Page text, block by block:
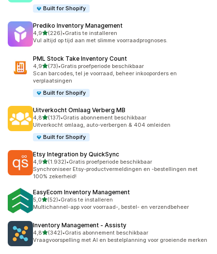
Built for Shopify
Prediko Inventory Management
4,9van 5 sterren
(226)
226 recensies in totaal
•Gratis te installeren
Vul altijd op tijd aan met slimme voorraadprognoses.
PML Stock Take Inventory Count
4,9van 5 sterren
(73)
73 recensies in totaal
•Gratis proefperiode beschikbaar
Scan barcodes, tel je voorraad, beheer inkooporders en
verplaatsingen
Built for Shopify
Uitverkocht Omlaag Verberg MB
4,8van 5 sterren
(137)
137 recensies in totaal
•Gratis abonnement beschikbaar
Uitverkocht omlaag, auto-verbergen & 404 omleiden
Built for Shopify
Etsy Integration by QuickSync
4,9van 5 sterren
(1.932)
1932 recensies in totaal
•Gratis proefperiode beschikbaar
Synchroniseer Etsy-productvermeldingen en -bestellingen met
100% zekerheid!
EasyEcom Inventory Management
5,0van 5 sterren
(52)
52 recensies in totaal
•Gratis te installeren
Multichannel-app voor voorraad-, bestel- en verzendbeheer
Inventory Management ‑ Assisty
4,8van 5 sterren
(342)
342 recensies in totaal
•Gratis abonnement beschikbaar
Vraagvoorspelling met AI en bestelplanning voor groeiende merken